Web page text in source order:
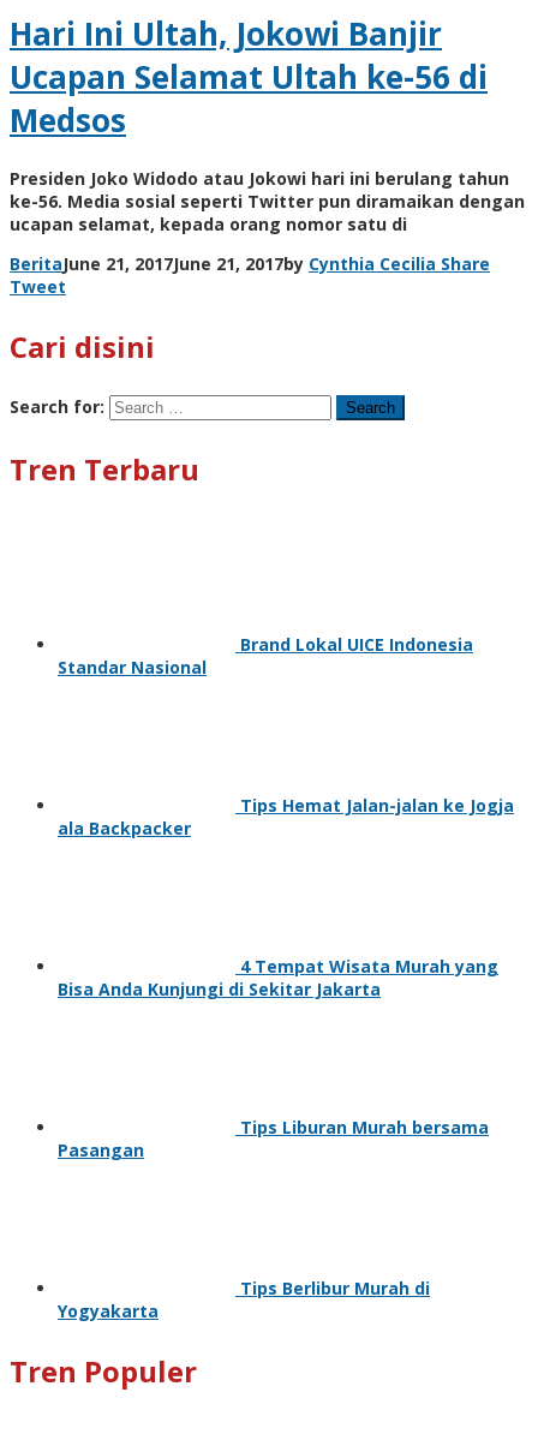
Hari Ini Ultah, Jokowi Banjir
Ucapan Selamat Ultah ke-56 di
Medsos
Presiden Joko Widodo atau Jokowi hari ini berulang tahun
ke-56. Media sosial seperti Twitter pun diramaikan dengan
ucapan selamat, kepada orang nomor satu di
BeritaJune 21, 2017June 21, 2017by Cynthia Cecilia Share
Tweet
Cari disini
Search for:
Tren Terbaru
Brand Lokal UICE Indonesia
Standar Nasional
Tips Hemat Jalan-jalan ke Jogja
ala Backpacker
4 Tempat Wisata Murah yang
Bisa Anda Kunjungi di Sekitar Jakarta
Tips Liburan Murah bersama
Pasangan
Tips Berlibur Murah di
Yogyakarta
Tren Populer